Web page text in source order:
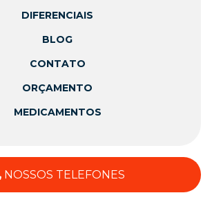
DIFERENCIAIS
BLOG
CONTATO
ORÇAMENTO
MEDICAMENTOS
NOSSOS TELEFONES